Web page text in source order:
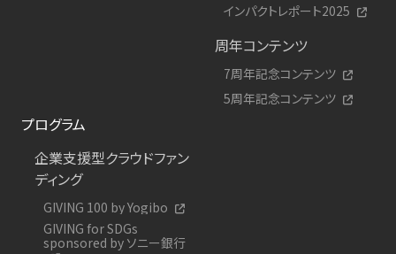
インパクトレポート2025
周年コンテンツ
7周年記念コンテンツ
5周年記念コンテンツ
プログラム
企業支援型クラウドファン
ディング
GIVING 100 by Yogibo
GIVING for SDGs
sponsored by ソニー銀行